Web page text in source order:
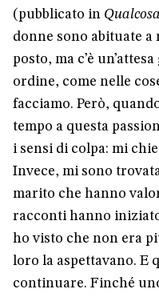
(pubblicato in
donne sono abituate
posto, ma c’è
ordine, come nelle
facciamo. Però,
tempo a questa
i sensi di colpa: mi
Invece, mi sono
marito che hanno
racconti hanno
ho visto che non era
loro la aspettavano. E
continuare. Finché